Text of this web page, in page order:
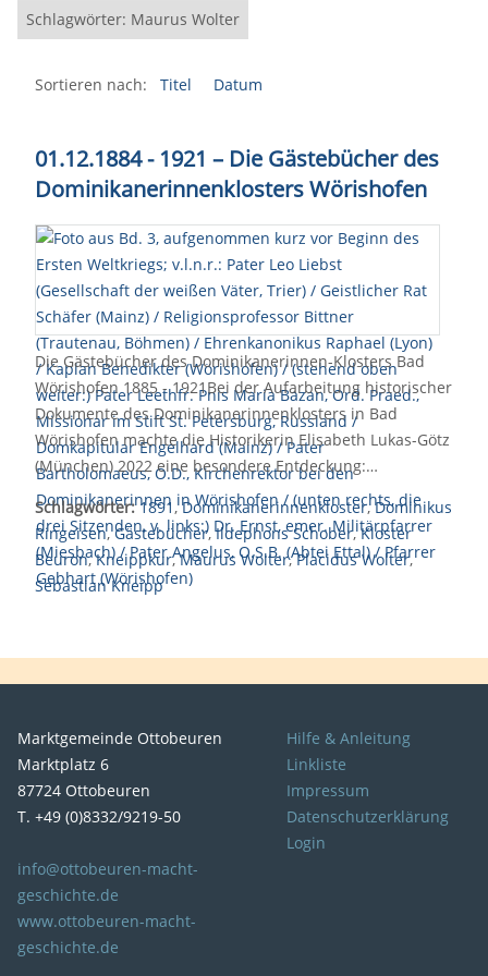
Schlagwörter: Maurus Wolter
Sortieren nach: Titel Datum
01.12.1884 - 1921 – Die Gästebücher des
Dominikanerinnenklosters Wörishofen
Die Gästebücher des Dominikanerinnen-Klosters Bad
Wörishofen 1885 - 1921Bei der Aufarbeitung historischer
Dokumente des Dominikanerinnenklosters in Bad
Wörishofen machte die Historikerin Elisabeth Lukas-Götz
(München) 2022 eine besondere Entdeckung:…
Schlagwörter: 1891,Dominikanerinnenkloster,Dominikus
Ringeisen,Gästebücher,Ildephons Schober,Kloster
Beuron,Kneippkur,Maurus Wolter,Placidus Wolter,
Sebastian Kneipp
Marktgemeinde Ottobeuren
Marktplatz 6
87724 Ottobeuren
T. +49 (0)8332/9219-50
info@ottobeuren-macht-
geschichte.de
www.ottobeuren-macht-
geschichte.de
Hilfe & Anleitung
Linkliste
Impressum
Datenschutzerklärung
Login